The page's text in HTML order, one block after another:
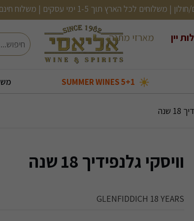
משלוח חינם בקנייה מעל 499 (לא כולל בירות, שתיה קלה ועוד)
יין
מארזי מתנה
חיפוש
שנה
וויסקי גלנפידיך 18 שנה
GLENFIDDICH 18 YEARS